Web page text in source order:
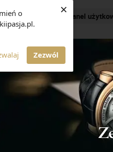
o
Zezwól
×Panel
MAGAZYN ZEGARKI I